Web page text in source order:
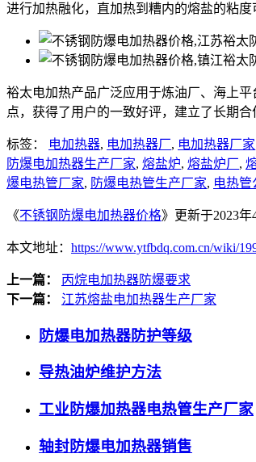
进行加热融化，直加热到糟内的熔盐的粘
裕太电加热产品广泛应用于炼油厂、海上
点，获得了用户的一致好评，建立了长期合
标签： 电加热器, 电加热器厂, 电加热器厂家
防爆电加热器生产厂家, 熔盐炉, 熔盐炉厂,
爆电热管厂家, 防爆电热管生产厂家, 电热管
《不锈钢防爆电加热器价格》更新于2023年
本文地址： https://www.ytfbdq.com.cn/wiki/
上一篇：
丙烷电加热器防爆要求
下一篇：
江苏熔盐电加热器生产厂家
防爆电加热器防护等级
导热油炉维护方法
工业防爆加热器电热管生产厂家
轴封防爆电加热器销售